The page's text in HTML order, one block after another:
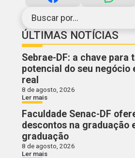
Buscar por...
ÚLTIMAS NOTÍCIAS
Sebrae-DF: a chave para
potencial do seu negócio
real
8 de agosto, 2026
Ler mais
Faculdade Senac-DF
descontos na graduação
graduação
8 de agosto, 2026
Ler mais